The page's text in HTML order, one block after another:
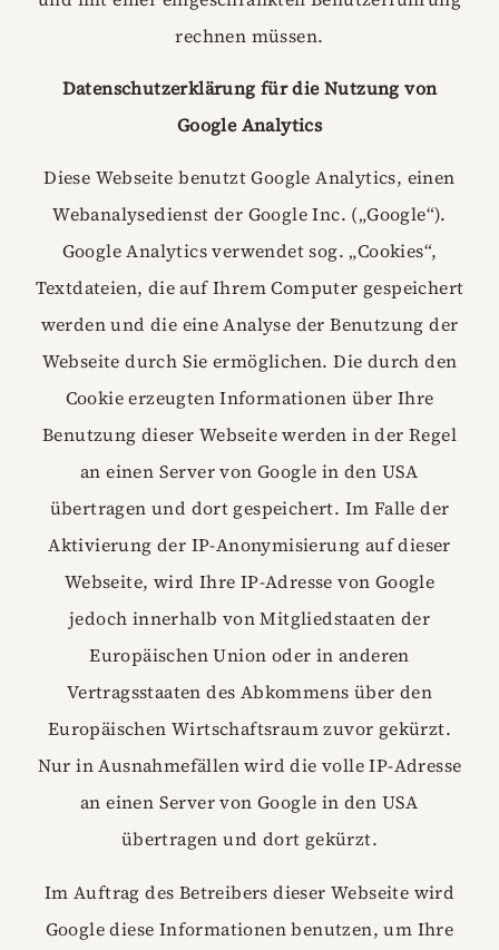
rechnen müssen.
Datenschutzerklärung für die Nutzung von
Google Analytics
Diese Webseite benutzt Google Analytics, einen
Webanalysedienst der Google Inc. („Google“).
Google Analytics verwendet sog. „Cookies“,
Textdateien, die auf Ihrem Computer gespeichert
werden und die eine Analyse der Benutzung der
Webseite durch Sie ermöglichen. Die durch den
Cookie erzeugten Informationen über Ihre
Benutzung dieser Webseite werden in der Regel
an einen Server von Google in den USA
übertragen und dort gespeichert. Im Falle der
Aktivierung der IP-Anonymisierung auf dieser
Webseite, wird Ihre IP-Adresse von Google
jedoch innerhalb von Mitgliedstaaten der
Europäischen Union oder in anderen
Vertragsstaaten des Abkommens über den
Europäischen Wirtschaftsraum zuvor gekürzt.
Nur in Ausnahmefällen wird die volle IP-Adresse
an einen Server von Google in den USA
übertragen und dort gekürzt.
Im Auftrag des Betreibers dieser Webseite wird
Google diese Informationen benutzen, um Ihre